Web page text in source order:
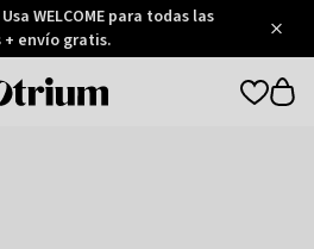
WELCOME para todas las
+ envío gratis.
Otrium